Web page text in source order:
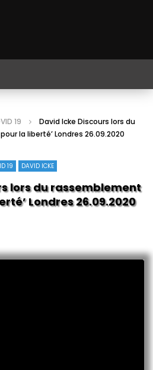
19
David Icke Discours lors du
la liberté’ Londres 26.09.2020
19 DAVID ICKE
lors du rassemblement
Londres 26.09.2020